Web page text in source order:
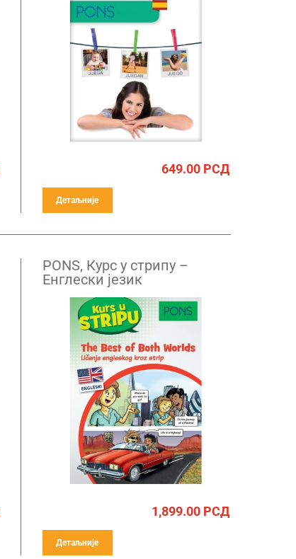
649.00РСД
Детаљније
PONS, Курс у стрипу –
Енглески језик
1,899.00РСД
Детаљније